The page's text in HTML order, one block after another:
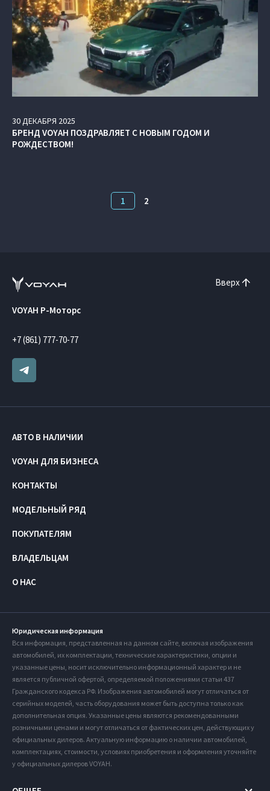
30ДЕКАБРЯ 2025
БРЕНД VOYAH ПОЗДРАВЛЯЕТ С НОВЫМ ГОДОМ И
РОЖДЕСТВОМ!
1 2
Вверх
VOYAH Р-Моторс
+7 (861) 777-70-77
АВТО В НАЛИЧИИ
VOYAH ДЛЯ БИЗНЕСА
КОНТАКТЫ
МОДЕЛЬНЫЙ РЯД
ПОКУПАТЕЛЯМ
ВЛАДЕЛЬЦАМ
О НАС
Юридическая информация
Вся информация, представленная на данном сайте, включая изображения
автомобилей, их комплектации, технические характеристики, опции и
указанные цены, носит исключительно информационный характер и не
является публичной офертой, определяемой положениями статьи 437
Гражданского кодекса РФ. Изображения автомобилей могут отличаться от
серийных моделей, часть оборудования может быть доступна только как
дополнительная опция. Указанные цены являются рекомендованными
розничными ценами и могут отличаться от фактических цен, действующих у
официальных дилеров. Актуальную информацию о наличии автомобилей,
комплектациях, стоимости, условиях приобретения и оформления уточняйте
у официальных дилеров VOYAH.